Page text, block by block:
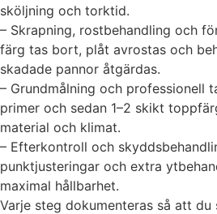
sköljning och torktid.
– Skrapning, rostbehandling och
färg tas bort, plåt avrostas och
skadade pannor åtgärdas.
– Grundmålning och professionell
primer och sedan 1–2 skikt
material och klimat.
– Efterkontroll och
punktjusteringar och extra
maximal hållbarhet.
Varje steg dokumenteras så att